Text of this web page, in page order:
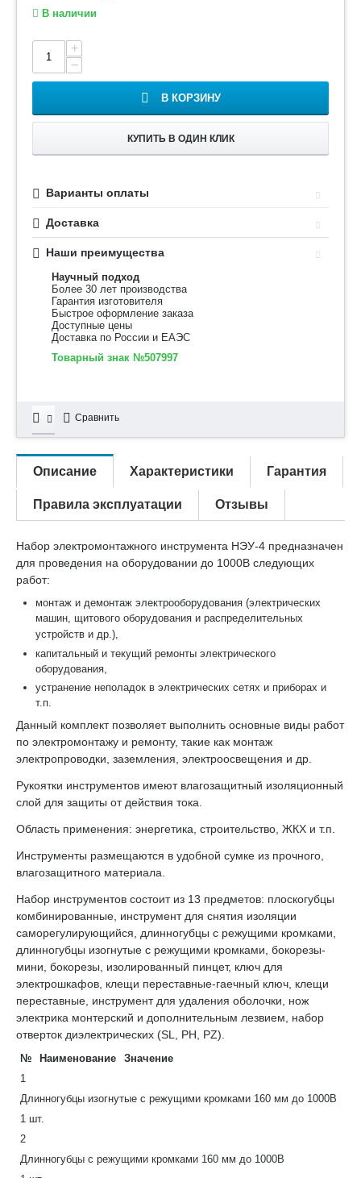
В наличии
+
−
В КОРЗИНУ
КУПИТЬ В ОДИН КЛИК
Варианты оплаты
Доставка
Наши преимущества
Научный подход
Более 30 лет производства
Гарантия изготовителя
Быстрое оформление заказа
Доступные цены
Доставка по России и ЕАЭС
Товарный знак №507997
Сравнить
Описание Характеристики Гарантия
Правила эксплуатации Отзывы
Набор электромонтажного инструмента НЭУ-4 предназначен
для проведения на оборудовании до 1000В следующих
работ:
монтаж и демонтаж электрооборудования (электрических
машин, щитового оборудования и распределительных
устройств и др.),
капитальный и текущий ремонты электрического
оборудования,
устранение неполадок в электрических сетях и приборах и
т.п.
Данный комплект позволяет выполнить основные виды работ
по электромонтажу и ремонту, такие как монтаж
электропроводки, заземления, электроосвещения и др.
Рукоятки инструментов имеют влагозащитный изоляционный
слой для защиты от действия тока.
Область применения: энергетика, строительство, ЖКХ и т.п.
Инструменты размещаются в удобной сумке из прочного,
влагозащитного материала.
Набор инструментов состоит из 13 предметов: плоскогубцы
комбинированные, инструмент для снятия изоляции
саморегулирующийся, длинногубцы с режущими кромками,
длинногубцы изогнутые с режущими кромками, бокорезы-
мини, бокорезы, изолированный пинцет, ключ для
электрошкафов, клещи переставные-гаечный ключ, клещи
переставные, инструмент для удаления оболочки, нож
электрика монтерский и дополнительным лезвием, набор
отверток диэлектрических (SL, РН, РZ).
№ Наименование
Значение
1
Длинногубцы изогнутые с режущими кромками 160 мм до 1000В
1 шт.
2
Длинногубцы с режущими кромками 160 мм до 1000В